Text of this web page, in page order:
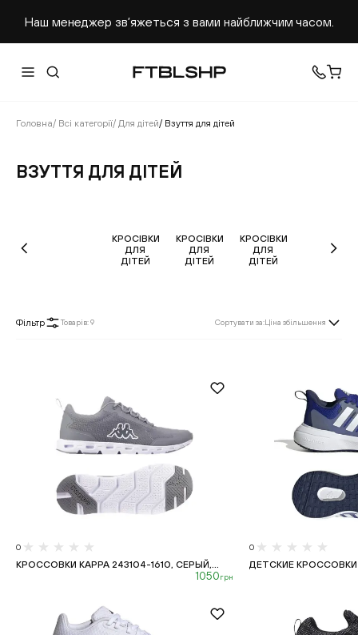
Наш менеджер звʼяжеться з вами найближчим часом.
Головна/ Всі категорії/ Для дітей/ Взуття для дітей
ВЗУТТЯ ДЛЯ ДІТЕЙ
КРОСІВКИ
ДЛЯ
ДІТЕЙ
КРОСІВКИ
ДЛЯ
ДІТЕЙ
КРОСІВКИ
ДЛЯ
ДІТЕЙ
Фільтр Товарів:9 Сортувати за:Ціна збільшення
0
КРОССОВКИ KAPPA 243104-1610, СЕРЫЙ,...
1050грн
0
ДЕТСКИЕ КРОССОВКИ